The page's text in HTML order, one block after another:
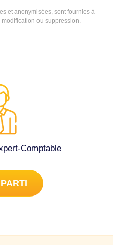
et anonymisées, sont fournies à
ou suppression.
Comptable